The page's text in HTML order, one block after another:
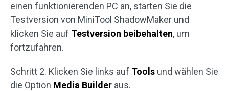
einen funktionierenden PC an, starten Sie die
Testversion von MiniTool ShadowMaker und
klicken Sie auf Testversion beibehalten, um
fortzufahren.
Schritt 2. Klicken Sie links auf Tools und wählen Sie
die Option Media Builder aus.